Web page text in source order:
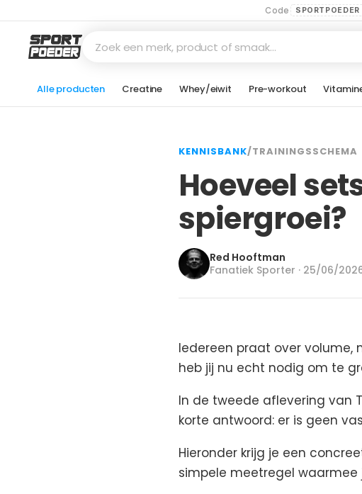
Code SPORTPOEDER
Zoek een merk, product of smaak…
Alle producten Creatine Whey/eiwit Pre-workout
KENNISBANK/TRAININGSSCHEMA
Hoeveel
spiergroei?
Red Hooftman
Fanatiek Sporter · 25/06/
Iedereen praat over volume,
heb jij nu echt nodig om te
In de tweede aflevering van
korte antwoord: er is geen
Hieronder krijg je een
simpele meetregel